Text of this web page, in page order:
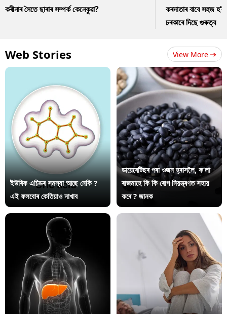
কৰীনাৰ সৈতে ছাৰাৰ সম্পৰ্ক কেনেকুৱা?
কৰদাতাৰ বাবে সহজ
চৰকাৰে দিছে গুৰুত্ব
Web Stories View More
ইউৰিক এচিডৰ সমস্যা আছে নেকি ?
এই ফলবোৰ কেতিয়াও নাখাব
ডায়েবেটিছৰ পৰা ওজন হ্ৰাসলৈ, ক’লা
ৰাজমাহে কি কি ৰোগ নিয়ন্ত্ৰণত সহায়
কৰে ? জানক